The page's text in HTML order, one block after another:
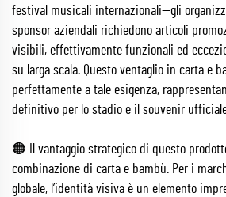
festival musicali internazionali—gli
sponsor aziendali richiedono articoli
visibili, effettivamente funzionali ed
su larga scala. Questo ventaglio in carta e
perfettamente a tale esigenza,
definitivo per lo stadio e il souvenir
🟠 Il vantaggio strategico di questo
combinazione di carta e bambù. Per i
globale, l’identità visiva è un elemento